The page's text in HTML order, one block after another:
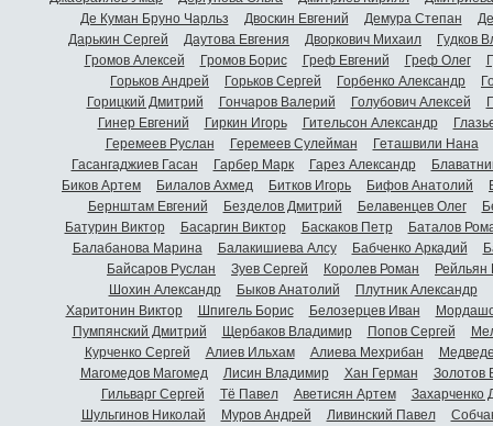
Де Куман Бруно Чарльз
Двоскин Евгений Демура Степан
Дарькин Сергей
Даутова Евгения Дворкович Михаил
Гудков
Громов Алексей
Громов Борис Греф Евгений Греф Олег
Горьков Андрей
Горьков Сергей Горбенко Александр
Горицкий Дмитрий
Гончаров Валерий Голубович Алексей
Гинер Евгений
Гиркин Игорь Гительсон Александр
Геремеев Руслан
Геремеев Сулейман
Геташвили Нана
Гасангаджиев Гасан
Гарбер Марк Гарез Александр
Биков Артем
Билалов Ахмед Битков Игорь Бифов Анатолий
Бернштам Евгений
Безделов Дмитрий Белавенцев Олег
Батурин Виктор
Басаргин Виктор Баскаков Петр
Баталов
Балабанова Марина
Балакишиева Алсу Бабченко Аркадий
Байсаров Руслан
Зуев Сергей Королев Роман
Шохин Александр
Быков Анатолий Плутник Александр
Харитонин Виктор
Шпигель Борис Белозерцев Иван
Пумпянский Дмитрий
Щербаков Владимир Попов Сергей
Курченко Сергей
Алиев Ильхам Алиева Мехрибан
Магомедов Магомед
Лисин Владимир Хан Герман
Золотов
Гильварг Сергей
Тё Павел Аветисян Артем
Захарченко
Шульгинов Николай
Муров Андрей Ливинский Павел